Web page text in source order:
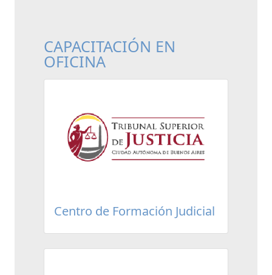
CAPACITACIÓN EN
OFICINA
Centro de Formación Judicial